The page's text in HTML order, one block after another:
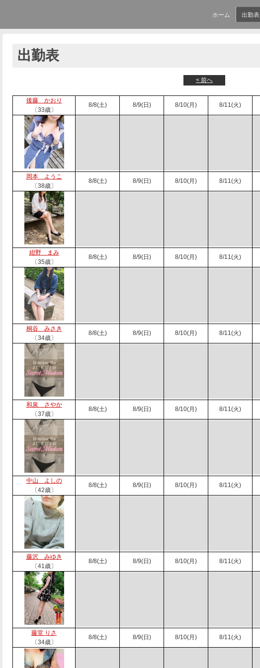
ホーム 出勤表
出勤表
< 前へ
後藤 かおり
〔33歳〕
8/8(土) 8/9(日) 8/10(月) 8/11(火)
岡本 ようこ
〔38歳〕
8/8(土) 8/9(日) 8/10(月) 8/11(火)
紺野 まみ
〔35歳〕
8/8(土) 8/9(日) 8/10(月) 8/11(火)
桐谷 みさき
〔34歳〕
8/8(土) 8/9(日) 8/10(月) 8/11(火)
和泉 さやか
〔37歳〕
8/8(土) 8/9(日) 8/10(月) 8/11(火)
中山 よしの
〔42歳〕
8/8(土) 8/9(日) 8/10(月) 8/11(火)
藤沢 みゆき
〔41歳〕
8/8(土) 8/9(日) 8/10(月) 8/11(火)
藤堂 りさ
〔34歳〕
8/8(土) 8/9(日) 8/10(月) 8/11(火)